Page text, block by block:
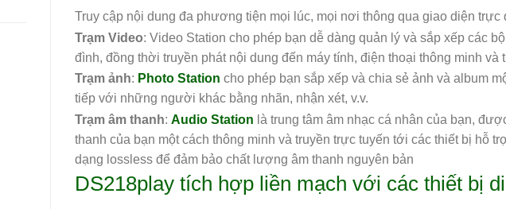
Truy cập nội dung đa phương tiện mọi lúc, mọi nơi thông qua giao diện trực
Trạm Video: Video Station cho phép bạn dễ dàng quản lý và sắp xếp các
đình, đồng thời truyền phát nội dung đến máy tính, điện thoại thông minh và
Trạm ảnh: Photo Station cho phép bạn sắp xếp và chia sẻ ảnh và album
tiếp với những người khác bằng nhãn, nhận xét, v.v.
Trạm âm thanh: Audio Station là trung tâm âm nhạc cá nhân của bạn,
thanh của bạn một cách thông minh và truyền trực tuyến tới các thiết bị hỗ
dạng lossless để đảm bảo chất lượng âm thanh nguyên bản
DS218play tích hợp liền mạch với các thiết bị